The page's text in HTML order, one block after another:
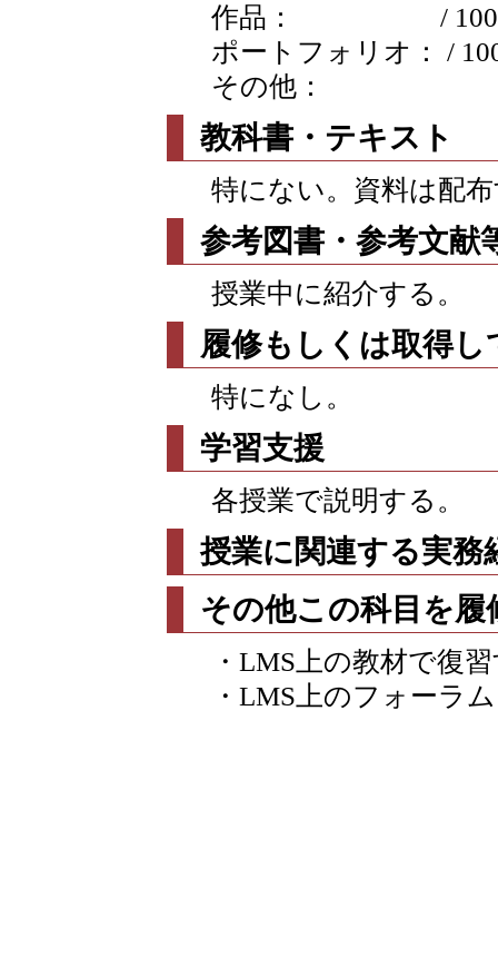
作品： / 100
ポートフォリオ： /
その他：
教科書・テキスト
特にない。資料は配
参考図書・参考文献
授業中に紹介する。
履修もしくは取得
特になし。
学習支援
各授業で説明する。
授業に関連する実務
その他この科目を
・LMS上の教材で復
・LMS上のフォーラ